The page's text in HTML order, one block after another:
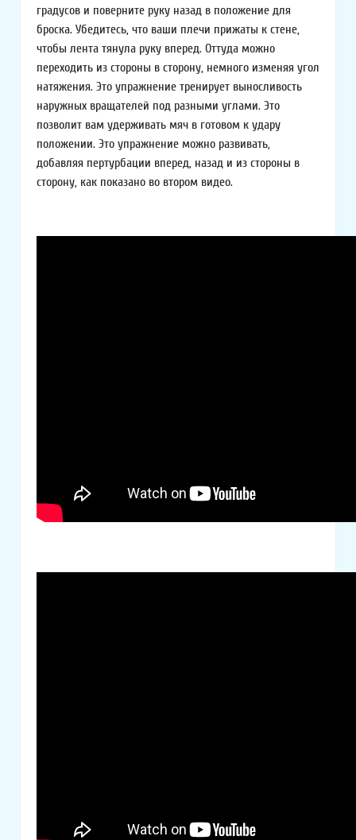
градусов и поверните руку назад в положение для
броска. Убедитесь, что ваши плечи прижаты к стене,
чтобы лента тянула руку вперед. Оттуда можно
переходить из стороны в сторону, немного изменяя угол
натяжения. Это упражнение тренирует выносливость
наружных вращателей под разными углами. Это
позволит вам удерживать мяч в готовом к удару
положении. Это упражнение можно развивать,
добавляя пертурбации вперед, назад и из стороны в
сторону, как показано во втором видео.